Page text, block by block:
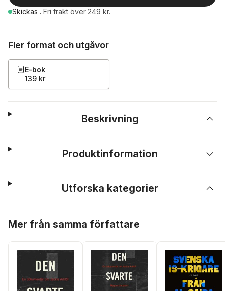
Skickas . Fri frakt över 249 kr.
Fler format och utgåvor
E-bok
139 kr
Beskrivning
Produktinformation
Utforska kategorier
Mer från samma författare